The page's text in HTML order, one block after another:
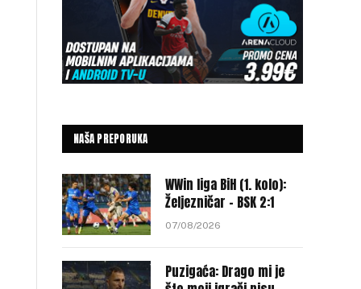
NAŠA PREPORUKA
WWin liga BiH (1. kolo):
Željezničar – BSK 2:1
07/08/2026
Puzigaća: Drago mi je